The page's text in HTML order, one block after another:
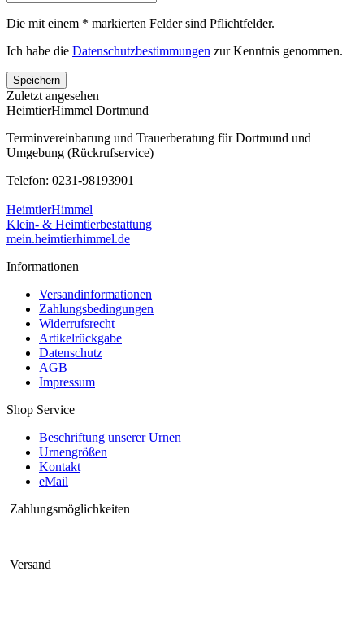
Die mit einem * markierten Felder sind Pflichtfelder.
Ich habe die Datenschutzbestimmungen zur Kenntnis genommen.
Speichern
Zuletzt angesehen
HeimtierHimmel Dortmund
Terminvereinbarung und Trauerberatung für Dortmund und
Umgebung (Rückrufservice)
Telefon: 0231-98193901
HeimtierHimmel
Klein- & Heimtierbestattung
mein.heimtierhimmel.de
Informationen
Versandinformationen
Zahlungsbedingungen
Widerrufsrecht
Artikelrückgabe
Datenschutz
AGB
Impressum
Shop Service
Beschriftung unserer Urnen
Urnengrößen
Kontakt
eMail
Zahlungsmöglichkeiten
Versand